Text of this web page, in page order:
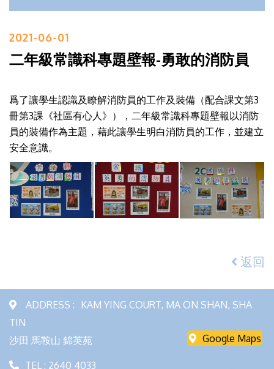
2021-06-01
二年級常識科專題壁報-勇敢的消防員
爲了讓學生認識及瞭解消防員的工作及裝備（配合課文第3
冊第3課《社區有心人》），二年級常識科專題壁報以消防
員的裝備作為主題，藉此讓學生明白消防員的工作，並建立
安全意識。
返回
ADDRESS : KAM YING COURT, MA ON SHAN, SHA
TIN
沙田 馬鞍山 錦英苑
Google Maps
TEL : 2640 4033